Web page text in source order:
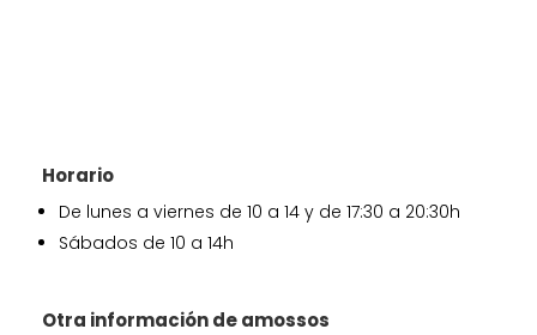
Horario
De lunes a viernes de 10 a 14 y de 17:30 a 20:30h
Sábados de 10 a 14h
Otra información de amossos